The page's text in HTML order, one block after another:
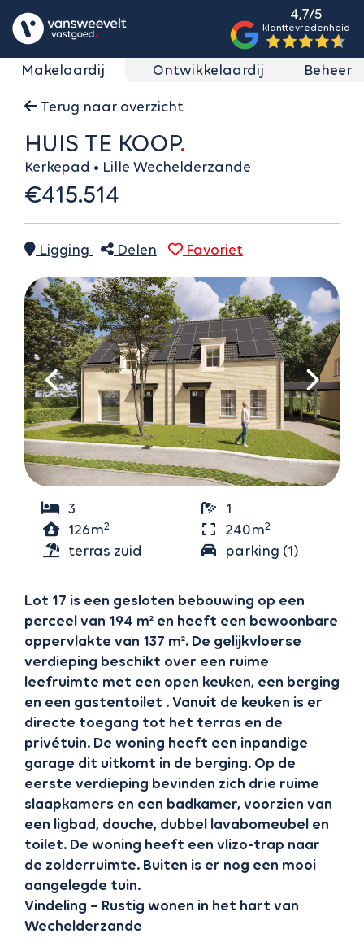
4,7/5
klanttevredenheid
Makelaardij Ontwikkelaardij Beheer
Terug naar overzicht
HUIS TE KOOP
Kerkepad • Lille Wechelderzande
€415.514
Ligging Delen Favoriet
3
1
126m2 240m2
terras zuid parking (1)
Lot 17 is een gesloten bebouwing op een
perceel van 194 m² en heeft een bewoonbare
oppervlakte van 137 m². De gelijkvloerse
verdieping beschikt over een ruime
leefruimte met een open keuken, een berging
en een gastentoilet . Vanuit de keuken is er
directe toegang tot het terras en de
privétuin. De woning heeft een inpandige
garage dit uitkomt in de berging. Op de
eerste verdieping bevinden zich drie ruime
slaapkamers en een badkamer, voorzien van
een ligbad, douche, dubbel lavabomeubel en
toilet. De woning heeft een vlizo-trap naar
de zolderruimte. Buiten is er nog een mooi
aangelegde tuin.
Vindeling – Rustig wonen in het hart van
Wechelderzande